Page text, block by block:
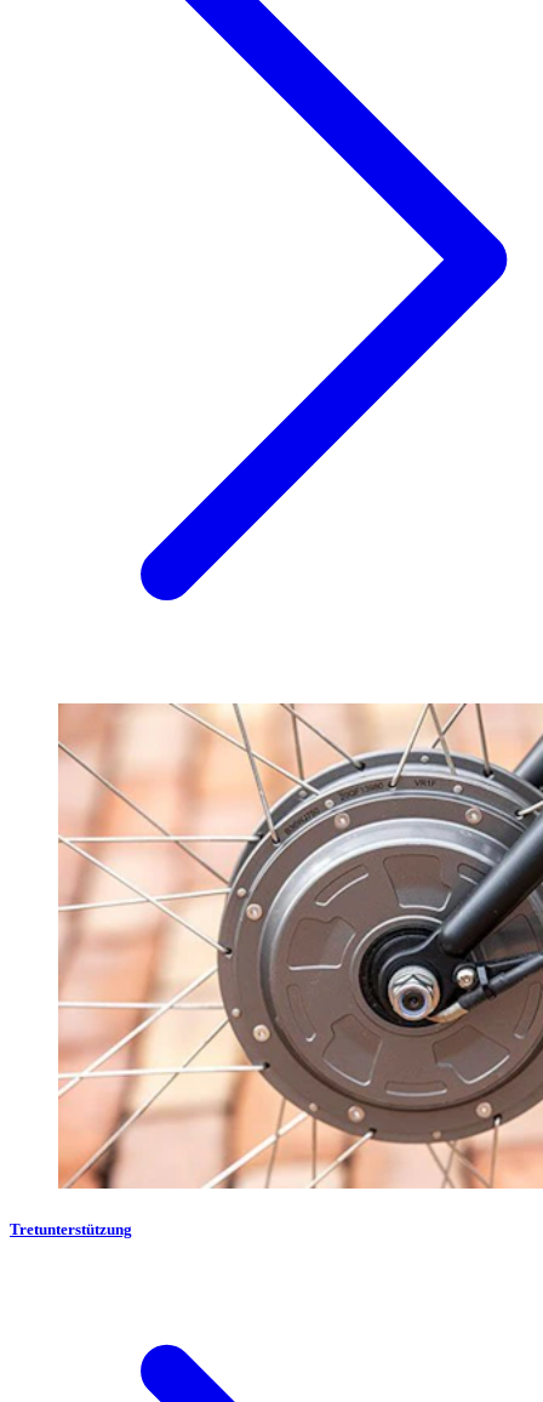
Tretunterstützung